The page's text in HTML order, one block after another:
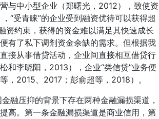
与中小型企业（郑曙光，2012），致使资
“受青睐”的企业受到融资优待可以获得超
资约束，获得的资金难以满足其快速成长
有了私下调剂资金余缺的需求。但根据我
接从事借贷活动，企业间直接相互借贷行
和李晓阳，2013），企业“类信贷”业务便
，2015、2017；彭俞超等，2018）。
融压抑的背景下存在两种金融漏损渠道，
高。第一条金融漏损渠道是商业信用，第